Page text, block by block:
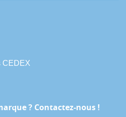
CEDEX
? Contactez-nous !